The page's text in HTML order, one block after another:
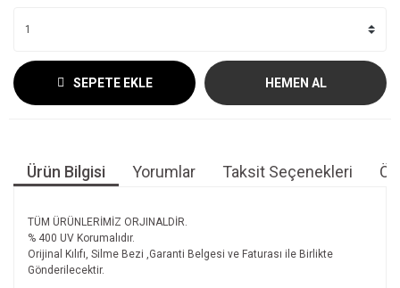
SEPETE EKLE HEMEN AL
Ürün Bilgisi Yorumlar Taksit Seçenekleri
TÜM ÜRÜNLERİMİZ ORJINALDİR.
% 400 UV Korumalıdır.
Orijinal Kılıfı, Silme Bezi ,Garanti Belgesi ve Faturası ile Birlikte
Gönderilecektir.